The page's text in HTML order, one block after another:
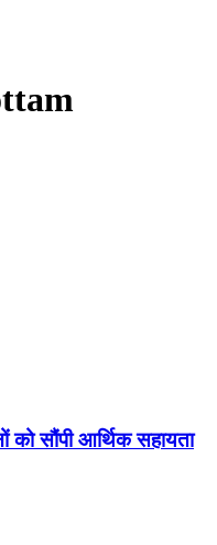
को सौंपी आर्थिक सहायता